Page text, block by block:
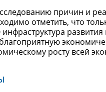
причин и
отметить, что
росту всей